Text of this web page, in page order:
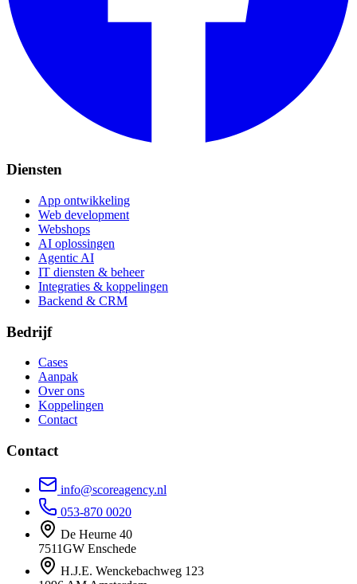
Diensten
App ontwikkeling
Web development
Webshops
AI oplossingen
Agentic AI
IT diensten & beheer
Integraties & koppelingen
Backend & CRM
Bedrijf
Cases
Aanpak
Over ons
Koppelingen
Contact
Contact
info@scoreagency.nl
053-870 0020
De Heurne 40
7511GW Enschede
H.J.E. Wenckebachweg 123